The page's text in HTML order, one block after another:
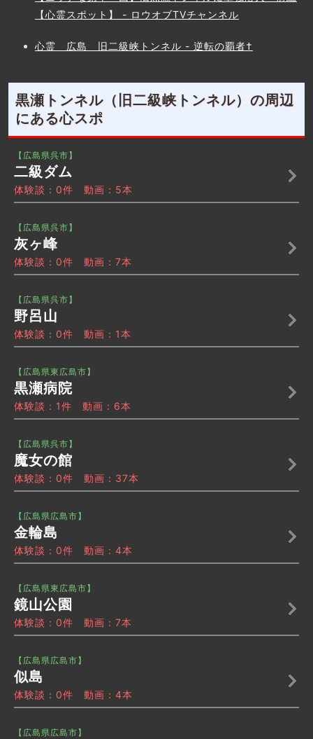
【心霊スポット】 - ロウオブTVチャンネル
心霊 広島 旧二級峡トンネル - 逆転の覇者†
黒瀬トンネル（旧二級峡トンネル）の周辺
にある心スポ
【広島県呉市】
二級ダム
体験談：0件 動画：5本
【広島県呉市】
灰ヶ峰
体験談：0件 動画：7本
【広島県呉市】
野呂山
体験談：0件 動画：1本
【広島県東広島市】
黒瀬病院
体験談：1件 動画：6本
【広島県呉市】
魔女の館
体験談：0件 動画：37本
【広島県広島市】
金輪島
体験談：0件 動画：4本
【広島県東広島市】
鏡山公園
体験談：0件 動画：7本
【広島県広島市】
似島
体験談：0件 動画：4本
【広島県広島市】